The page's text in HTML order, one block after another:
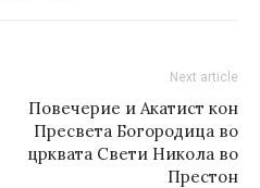
Next article
Повечерие и Акатист кон
Пресвета Богородица во
црквата Свети Никола во
Престон